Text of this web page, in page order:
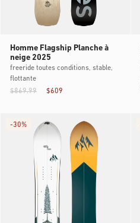
Homme Flagship Planche à
neige 2025
freeride toutes conditions, stable,
flottante
$609
$869.99
-30%